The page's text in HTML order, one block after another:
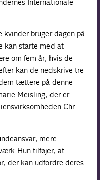
bruger dagen på
kan starte med at
om fem år, hvis de
kan de nedskrive tre
tættere på denne
Meisling, der er
Chr.
mere
Hun tilføjer, at
der kan udfordre deres